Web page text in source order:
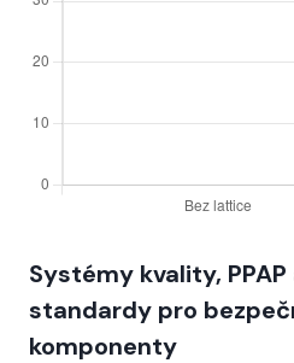
Systémy kvality,
standardy pro
komponenty